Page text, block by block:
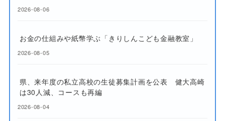
2026-08-06
お金の仕組みや紙幣学ぶ「きりしんこども金融教室」
2026-08-05
県、来年度の私立高校の生徒募集計画を公表 健大高崎
は30人減、コースも再編
2026-08-04